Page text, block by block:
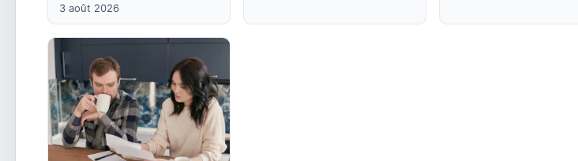
3 août 2026